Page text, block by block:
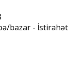
bazar - İstirahət